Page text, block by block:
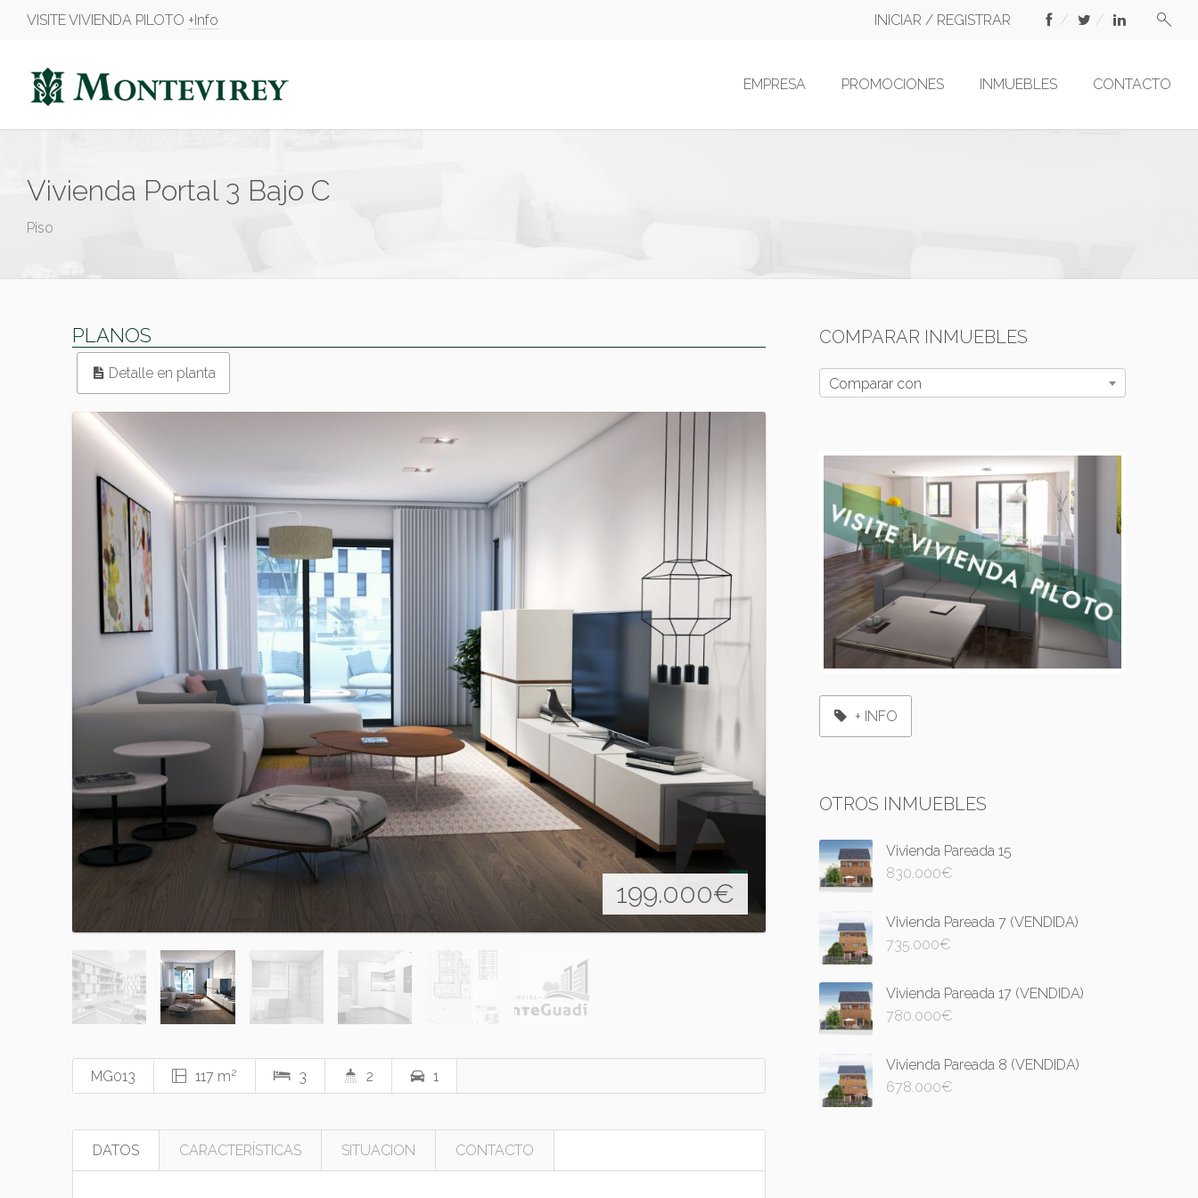
VISITE VIVIENDA PILOTO +Info INICIAR / REGISTRAR
EMPRESA PROMOCIONES INMUEBLES CONTACTO
Vivienda Portal 3 Bajo C
Piso
PLANOS
Detalle en planta
199.000€
MG013 117 m2 3 2 1
DATOS CARACTERÍSTICAS SITUACION CONTACTO
COMPARAR INMUEBLES
Comparar con
+ INFO
OTROS INMUEBLES
Vivienda Pareada 15
830.000€
Vivienda Pareada 7 (VENDIDA)
735.000€
Vivienda Pareada 17 (VENDIDA)
780.000€
Vivienda Pareada 8 (VENDIDA)
678.000€